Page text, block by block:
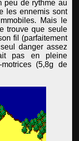
peu de rythme au
les ennemis sont
Mais le
trouve que seule
fil (parfaitement
danger assez
pas en pleine
(5,8g de